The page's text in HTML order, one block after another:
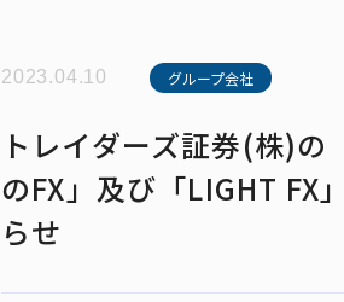
2023.04.10 グループ会社
トレイダーズ証券(株)
のFX」及び「LIGHT FX
らせ